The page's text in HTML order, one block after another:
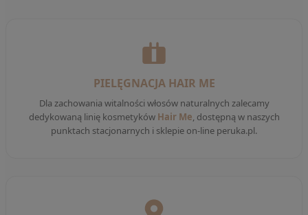
PIELĘGNACJA HAIR ME
Dla zachowania witalności włosów naturalnych zalecamy
dedykowaną linię kosmetyków Hair Me, dostępną w naszych
punktach stacjonarnych i sklepie on-line peruka.pl.